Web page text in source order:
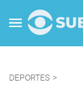
DEPORTES >